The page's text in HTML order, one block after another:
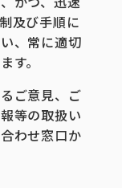
及び手順に
、常に適切
す。
ご意見、ご
等の取扱い
わせ窓口か